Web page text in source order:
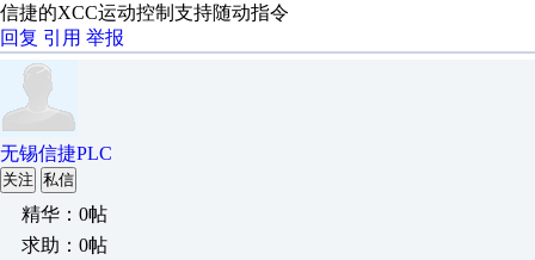
信捷的XCC运动控制支持随动指令
回复 引用 举报
无锡信捷PLC
关注 私信
精华：0帖
求助：0帖